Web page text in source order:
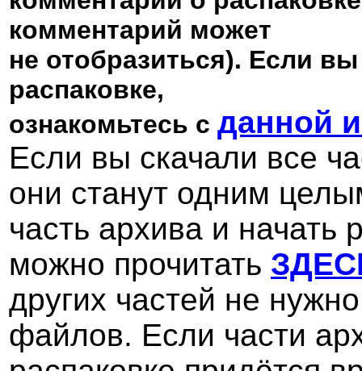
комментарий может
не отобразиться). Если
распаковке,
ознакомьтесь с данной
Если вы скачали все
они станут одним
часть архива и начать
можно прочитать
других частей не
файлов. Если части